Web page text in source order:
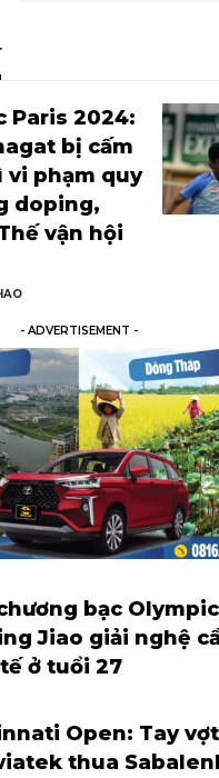
Paris 2024:
bị cấm
vi phạm quy
doping,
vận hội
- ADVERTISEMENT -
bạc Olympic
Jiao giải nghệ
ở tuổi 27
Open: Tay vợt
thua